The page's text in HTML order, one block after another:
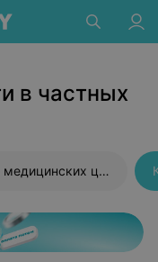
в частных
Косметология в медицинских центрах